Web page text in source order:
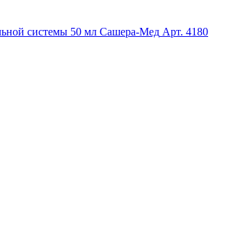
системы 50 мл Сашера-Мед Арт. 4180